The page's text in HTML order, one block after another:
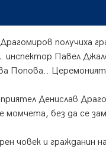
получиха
инспектор Павел
Попова..
Денислав
без да се
човек и гражданин на